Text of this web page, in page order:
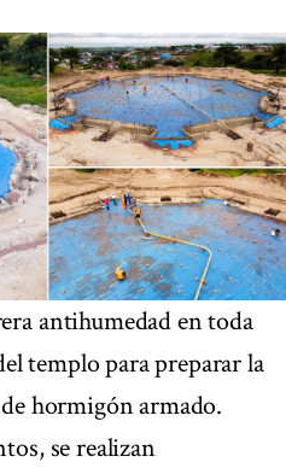
antihumedad en toda
templo para preparar la
hormigón armado.
se realizan